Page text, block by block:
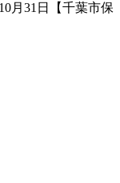
月31日【千葉市保